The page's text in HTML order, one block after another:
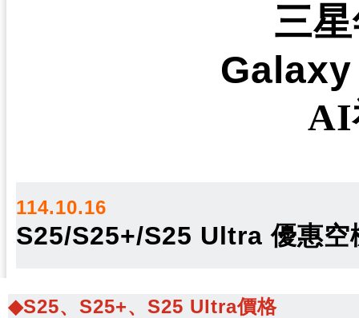
三
AI
114.10.16
S25/S25+/S25 Ultra 優惠空
◆S25、S25+、S25 Ultra價格